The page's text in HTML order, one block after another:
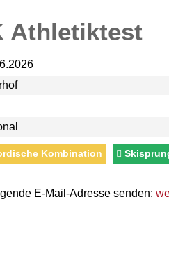
Athletiktest
Kombination
E-Mail-Adresse senden: